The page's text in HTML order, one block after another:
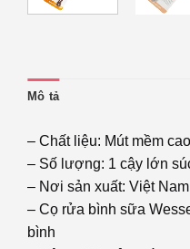
Mô tả
– Chất liệu: Mút mềm
– Số lượng: 1 cậy lớn
– Nơi sản xuất: Việt Nam
– Cọ rửa bình sữa
bình